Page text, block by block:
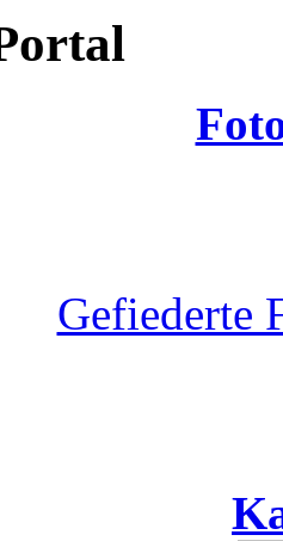
Gefiederte